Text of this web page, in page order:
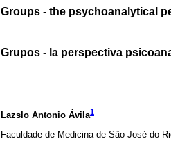
Groups - the psychoanalytical
Grupos - la perspectiva
Lazslo Antonio Ávila1
Faculdade de Medicina de São José do